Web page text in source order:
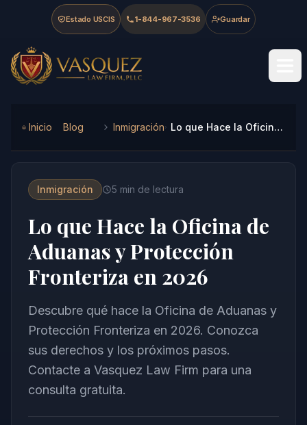
Skip to main content
Skip to navigation
Skip to footer
Estado USCIS 1-844-967-3536 Guardar
Vasquez Law Firm - Home
Inicio Blog Inmigración Lo que Hace la Oficina de Aduanas y Protección Fronteriza en 2026
Inmigración 5 min de lectura
Lo que Hace la Oficina de
Aduanas y Protección
Fronteriza en 2026
Descubre qué hace la Oficina de Aduanas y
Protección Fronteriza en 2026. Conozca
sus derechos y los próximos pasos.
Contacte a Vasquez Law Firm para una
consulta gratuita.